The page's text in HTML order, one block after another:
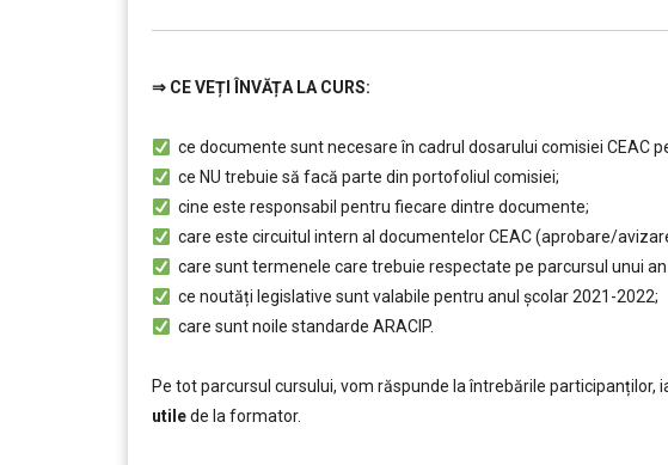
⇒ CE VEȚI ÎNVĂȚA LA CURS:
ce documente sunt necesare în cadrul dosarului comisiei CEAC
ce NU trebuie să facă parte din portofoliul comisiei;
cine este responsabil pentru fiecare dintre documente;
care este circuitul intern al documentelor CEAC (aprobare/
care sunt termenele care trebuie respectate pe parcursul unui
ce noutăți legislative sunt valabile pentru anul școlar 2021-2022;
care sunt noile standarde ARACIP.
Pe tot parcursul cursului, vom răspunde la întrebările participanților,
utilede la formator.